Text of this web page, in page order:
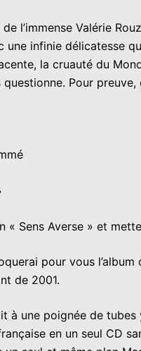
l’immense Valérie
une infinie
la cruauté du
Pour
« Sens Averse » et
pour vous
de 2001.
à une poignée de
en un seul CD